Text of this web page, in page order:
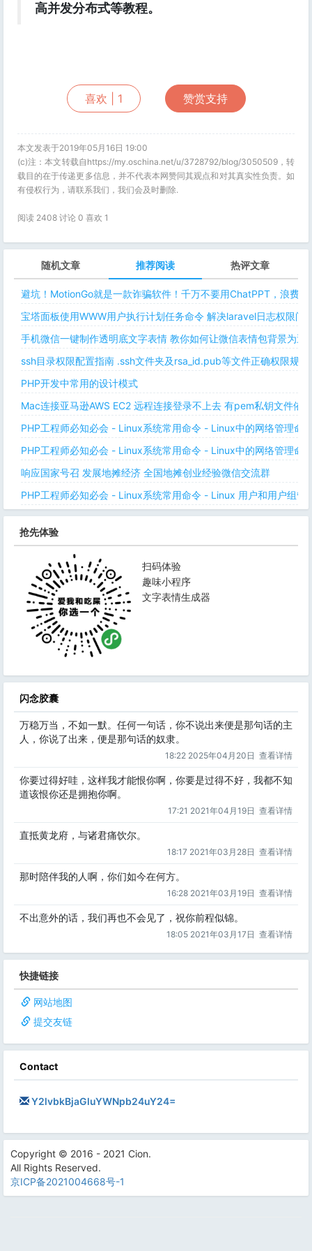
高并发分布式等教程。
喜欢 | 1 赞赏支持
本文发表于2019年05月16日 19:00
(c)注：本文转载自https://my.oschina.net/u/3728792/blog/3050509，转
载目的在于传递更多信息，并不代表本网赞同其观点和对其真实性负责。如
有侵权行为，请联系我们，我们会及时删除.
阅读 2408 讨论 0 喜欢 1
随机文章 推荐阅读 热评文章
避坑！MotionGo就是一款诈骗软件！千万不要用ChatPPT，浪费时
宝塔面板使用WWW用户执行计划任务命令 解决laravel日志权限问
手机微信一键制作透明底文字表情 教你如何让微信表情包背景为
ssh目录权限配置指南 .ssh文件夹及rsa_id.pub等文件正确权限规则
PHP开发中常用的设计模式
Mac连接亚马逊AWS EC2 远程连接登录不上去 有pem私钥文件依
PHP工程师必知必会 - Linux系统常用命令 - Linux中的网络管理命
PHP工程师必知必会 - Linux系统常用命令 - Linux中的网络管理命
响应国家号召 发展地摊经济 全国地摊创业经验微信交流群
PHP工程师必知必会 - Linux系统常用命令 - Linux 用户和用户组管
抢先体验
扫码体验
趣味小程序
文字表情生成器
闪念胶囊
万稳万当，不如一默。任何一句话，你不说出来便是那句话的主
人，你说了出来，便是那句话的奴隶。
18:22 2025年04月20日 查看详情
你要过得好哇，这样我才能恨你啊，你要是过得不好，我都不知
道该恨你还是拥抱你啊。
17:21 2021年04月19日 查看详情
直抵黄龙府，与诸君痛饮尔。
18:17 2021年03月28日 查看详情
那时陪伴我的人啊，你们如今在何方。
16:28 2021年03月19日 查看详情
不出意外的话，我们再也不会见了，祝你前程似锦。
18:05 2021年03月17日 查看详情
快捷链接
网站地图
提交友链
Contact
Y2lvbkBjaGluYWNpb24uY24=
Copyright © 2016 - 2021 Cion.
All Rights Reserved.
京ICP备2021004668号-1